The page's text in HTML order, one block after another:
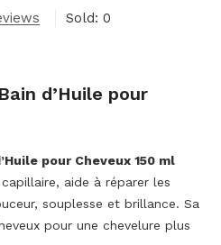
Sold: 0
d’Huile pour
pour Cheveux 150 ml
aide à réparer les
souplesse et brillance. Sa
pour une chevelure plus